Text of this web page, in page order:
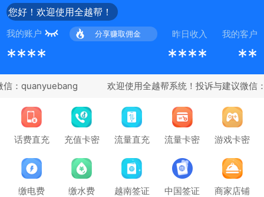
您好！欢迎使用全越帮！
我的账户 分享赚取佣金 昨日收入 我的客户
**** **** **
：quanyuebang
话费直充 充值卡密 流量直充 流量卡密 游戏卡密
缴电费 缴水费 越南签证 中国签证 商家店铺